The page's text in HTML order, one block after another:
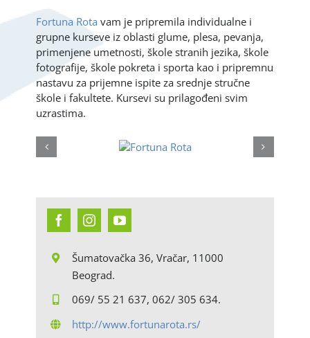
Fortuna Rota vam je pripremila individualne i
grupne kurseve iz oblasti glume, plesa, pevanja,
primenjene umetnosti, škole stranih jezika, škole
fotografije, škole pokreta i sporta kao i pripremnu
nastavu za prijemne ispite za srednje stručne
škole i fakultete. Kursevi su prilagođeni svim
uzrastima.
Šumatovačka 36, Vračar, 11000
Beograd.
069/ 55 21 637, 062/ 305 634.
http://www.fortunarota.rs/